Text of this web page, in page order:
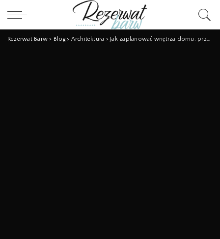
Rezerwat Barw > Blog> Architektura > Jak zaplanować wnętrza domu: przewodnik krok po kroku